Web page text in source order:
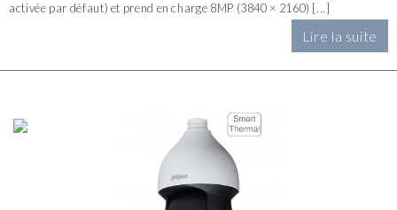
activée par défaut) et prend en charge 8MP (3840 × 2160) [...]
Lire la suite